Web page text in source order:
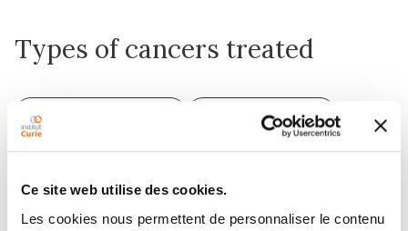
Ce site web utilise des cookies.
Les cookies nous permettent de personnaliser le contenu
Types of cancers treated
Urogenital cancers
Prostate cancer
Bladder cancer
Kidney cancer
ENT/Head and Neck Cancers
Thyroid cancer